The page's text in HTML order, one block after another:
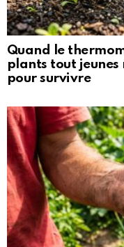
Quand le
plants tout jeunes
pour survivre